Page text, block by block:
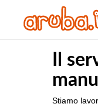
Il
Stiamo